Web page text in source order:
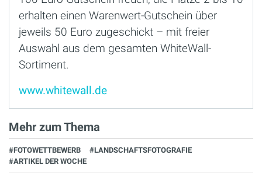
erhalten einen Warenwert-Gutschein über
jeweils 50 Euro zugeschickt – mit freier
Auswahl aus dem gesamten WhiteWall-
Sortiment.
www.whitewall.de
Mehr zum Thema
#FOTOWETTBEWERB
#LANDSCHAFTSFOTOGRAFIE
#ARTIKEL DER WOCHE